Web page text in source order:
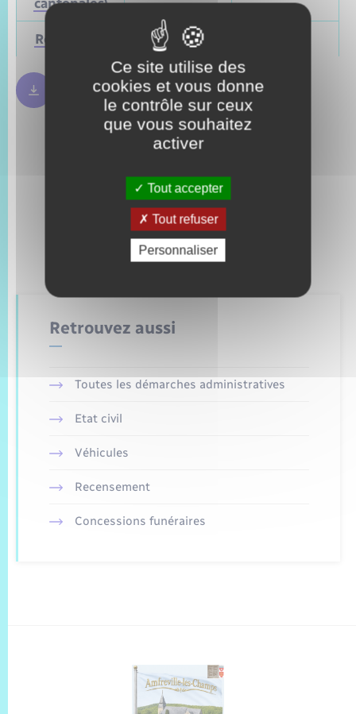
Régionales Mars 2028
Règles bulletin de vote 250.09 Ko
Retrouvez aussi
Toutes les démarches administratives
Etat civil
Véhicules
Recensement
Concessions funéraires
Ce site utilise des
cookies et vous donne
le contrôle sur ceux
que vous souhaitez
activer
Tout accepter
Tout refuser
Personnaliser